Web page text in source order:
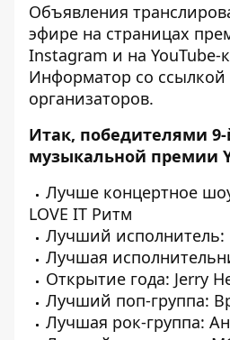
Объявления
эфире на страницах
Instagram и на YouTube-
Информатор со ссылкой
организаторов.
Итак, победителями
музыкальной премии
Лучше концертное
LOVE IT Ритм
Лучший исполнитель:
Лучшая
Открытие года: Jerry
Лучший поп-группа:
Лучшая рок-группа: